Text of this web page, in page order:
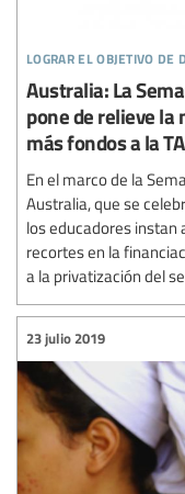
lograr el objetivo de
Australia: La
pone de relieve la
más fondos a la
En el marco de la
Australia, que se
los educadores instan
recortes en la
a la privatización del
23 julio 2019